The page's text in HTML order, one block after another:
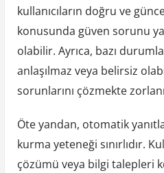
kullanıcıların doğru ve
konusunda güven sorunu
olabilir. Ayrıca, bazı
anlaşılmaz veya belirsiz
sorunlarını çözmekte
Öte yandan, otomatik
kurma yeteneği sınırlıdır.
çözümü veya bilgi talepleri